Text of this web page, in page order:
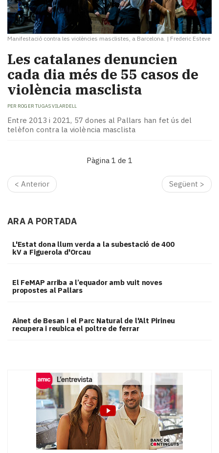
Manifestació contra les violències masclistes, a Barcelona. | Frederic Esteve
Les catalanes denuncien
cada dia més de 55 casos de
violència masclista
PER ROGER TUGAS VILARDELL
Entre 2013 i 2021, 57 dones al Pallars han fet ús del
telèfon contra la violència masclista
Pàgina 1 de 1
< Anterior Següent >
ARA A PORTADA
L'Estat dona llum verda a la subestació de 400
kV a Figuerola d'Orcau
El FeMAP arriba a l’equador amb vuit noves
propostes al Pallars
Ainet de Besan i el Parc Natural de l'Alt Pirineu
recupera i reubica el poltre de ferrar